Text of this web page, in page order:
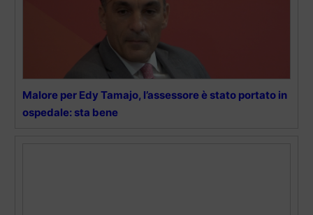
Malore per Edy Tamajo, l’assessore è stato portato in
ospedale: sta bene